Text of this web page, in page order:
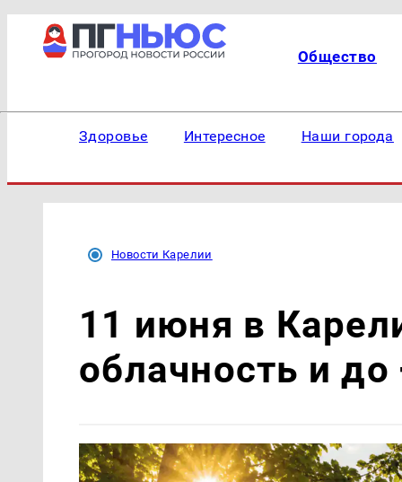
Общество
Здоровье Интересное Наши города
Новости Карелии
11 июня в
облачность и до